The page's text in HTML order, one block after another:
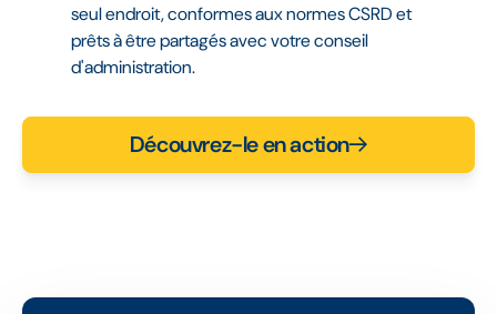
seul endroit, conformes aux normes CSRD et
prêts à être partagés avec votre conseil
d'administration.
Découvrez-le en action